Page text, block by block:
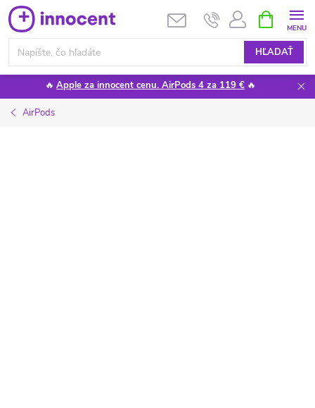
Prejsť
na
obsah
HĽADAŤ
KOŠÍK
🔥 Apple za innocent cenu. AirPods 4 za 119 € 🔥
AirPods